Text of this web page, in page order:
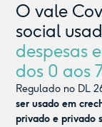
O vale
social
despesas
dos 0 aos
Regulado no DL
ser usado em
privado e privado